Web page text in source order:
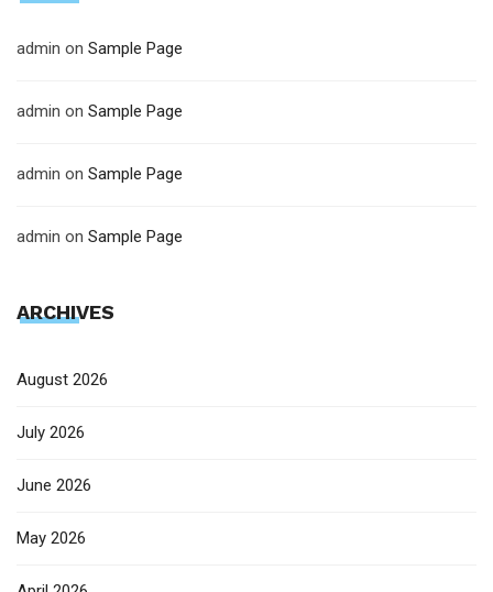
admin on Sample Page
admin on Sample Page
admin on Sample Page
admin on Sample Page
ARCHIVES
August 2026
July 2026
June 2026
May 2026